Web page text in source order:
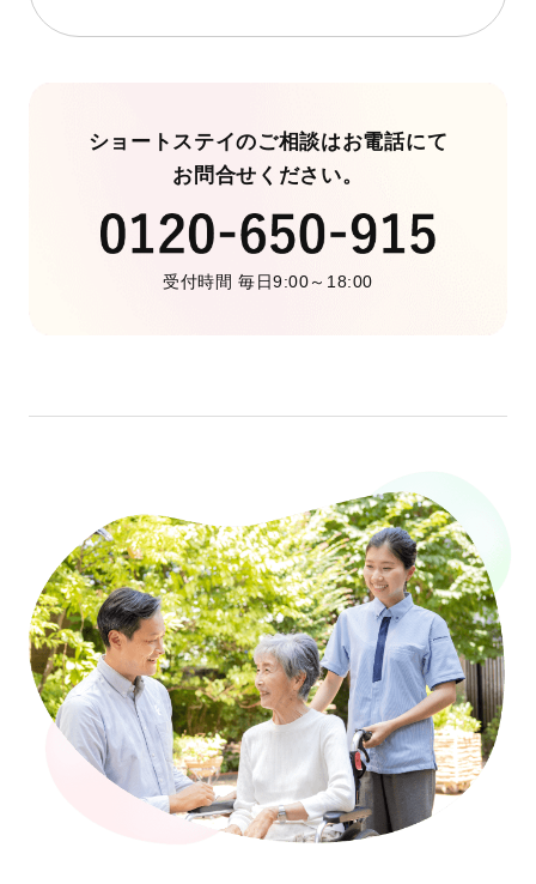
ショートステイのご相談はお電話にて
お問合せください。
受付時間 毎日9:00～18:00